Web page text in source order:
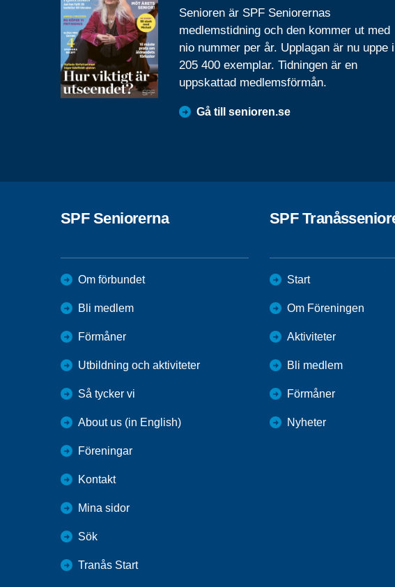
Senioren är SPF Seniorernas
medlemstidning och den kommer ut med
nio nummer per år. Upplagan är nu uppe i
205 400 exemplar. Tidningen är en
uppskattad medlemsförmån.
Gå till senioren.se
SPF Seniorerna
Om förbundet
Bli medlem
Förmåner
Utbildning och aktiviteter
Så tycker vi
About us (in English)
Föreningar
Kontakt
Mina sidor
Sök
Tranås Start
SPF
Start
Om Föreningen
Aktiviteter
Bli medlem
Förmåner
Nyheter